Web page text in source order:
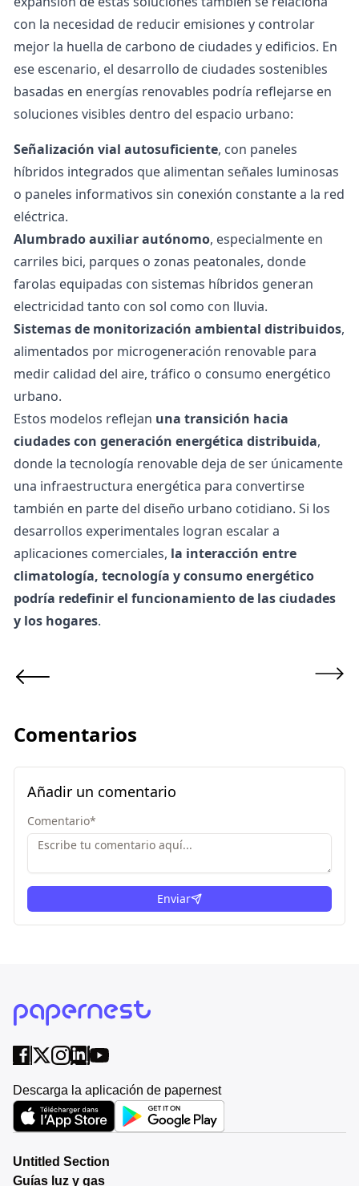
con la necesidad de reducir emisiones y controlar
mejor la huella de carbono de ciudades y edificios. En
ese escenario, el desarrollo de ciudades sostenibles
basadas en energías renovables podría reflejarse en
soluciones visibles dentro del espacio urbano:
Señalización vial autosuficiente, con paneles
híbridos integrados que alimentan señales luminosas
o paneles informativos sin conexión constante a la red
eléctrica.
Alumbrado auxiliar autónomo, especialmente en
carriles bici, parques o zonas peatonales, donde
farolas equipadas con sistemas híbridos generan
electricidad tanto con sol como con lluvia.
Sistemas de monitorización ambiental distribuidos,
alimentados por microgeneración renovable para
medir calidad del aire, tráfico o consumo energético
urbano.
Estos modelos reflejan una transición hacia
ciudades con generación energética distribuida,
donde la tecnología renovable deja de ser únicamente
una infraestructura energética para convertirse
también en parte del diseño urbano cotidiano. Si los
desarrollos experimentales logran escalar a
aplicaciones comerciales, la interacción entre
climatología, tecnología y consumo energético
podría redefinir el funcionamiento de las ciudades
y los hogares.
Comentarios
Añadir un comentario
Comentario*
Enviar
Descarga la aplicación de papernest
Untitled Section
Guías luz y gas